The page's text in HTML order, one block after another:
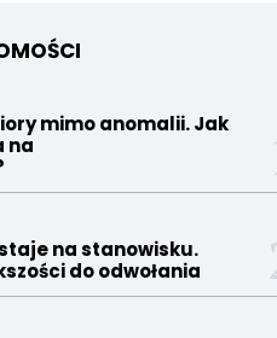
mimo anomalii. Jak
na
na stanowisku.
do odwołania